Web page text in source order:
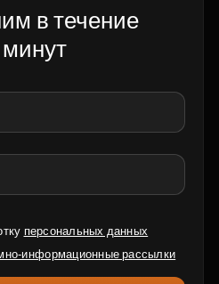
в течение
персональных данных
информационные рассылки